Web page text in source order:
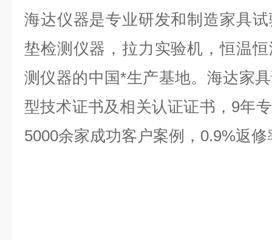
海达仪器是专业研发和制造家具
垫检测仪器，拉力实验机，恒温
测仪器的中国*生产基地。海达家
型技术证书及相关认证证书，9年
5000余家成功客户案例，0.9%返